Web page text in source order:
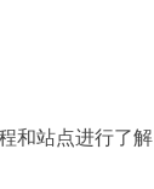
和站点进行了解